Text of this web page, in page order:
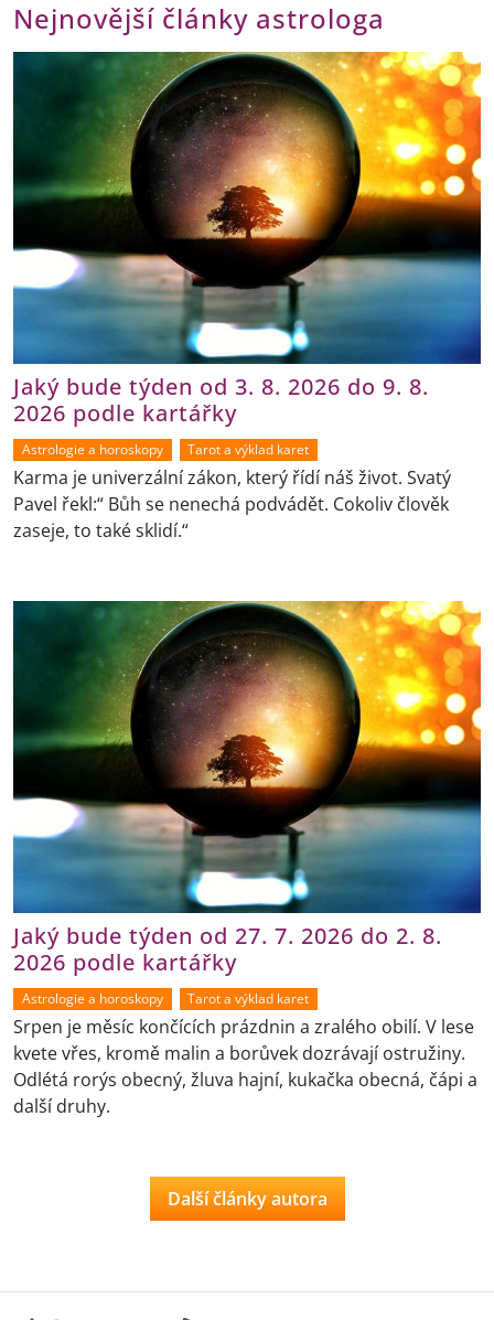
Nejnovější články astrologa
Jaký bude týden od 3. 8. 2026 do 9. 8.
2026 podle kartářky
Astrologie a horoskopy Tarot a výklad karet
Karma je univerzální zákon, který řídí náš život. Svatý
Pavel řekl:“ Bůh se nenechá podvádět. Cokoliv člověk
zaseje, to také sklidí.“
Jaký bude týden od 27. 7. 2026 do 2. 8.
2026 podle kartářky
Astrologie a horoskopy Tarot a výklad karet
Srpen je měsíc končících prázdnin a zralého obilí. V lese
kvete vřes, kromě malin a borůvek dozrávají ostružiny.
Odlétá rorýs obecný, žluva hajní, kukačka obecná, čápi a
další druhy.
Další články autora